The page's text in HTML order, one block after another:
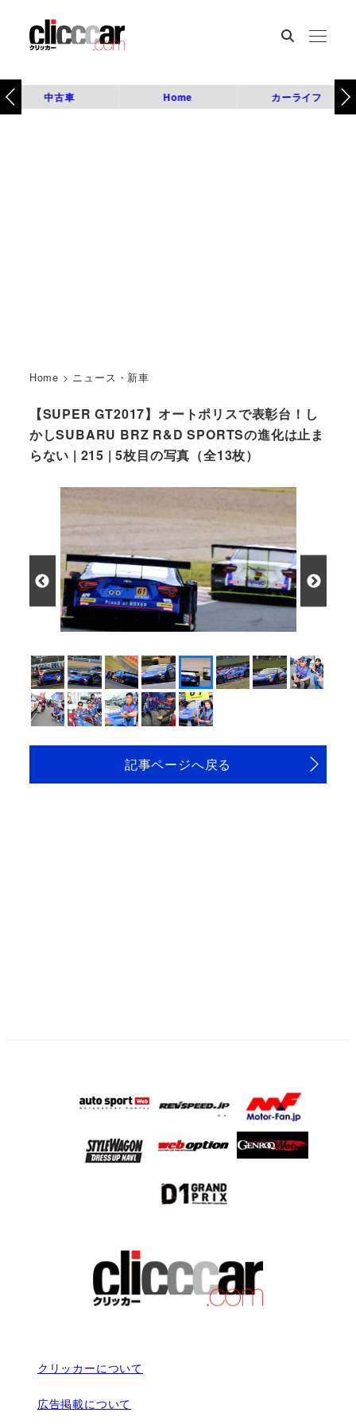
中古車 Home カーライフ
Home > ニュース・新車
【SUPER GT2017】オートポリスで表彰台！し
かしSUBARU BRZ R&D SPORTSの進化は止ま
らない | 215 | 5枚目の写真（全13枚）
記事ページへ戻る
クリッカーについて
広告掲載について